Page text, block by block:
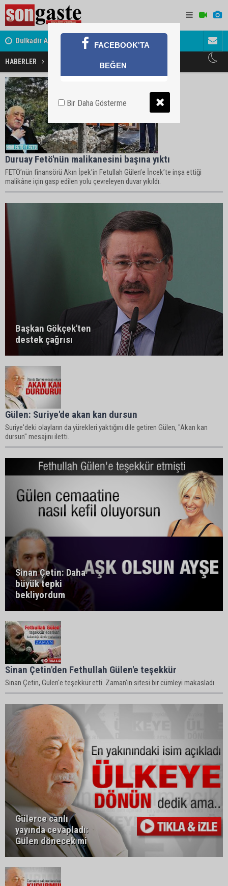
Dulkadir Ailesinin Mutlu Günü
Gölbaşı Esnafının Sesi Ankara Kalkınma Ajansı'nda
Avukat
akını
HABERLER
Duruay Fetö'nün malikanesini başına yıktı
FETÖ’nün finansörü Akın İpek’in Fetullah Gülen’e İncek’te inşa ettiği
malikâne için gasp edilen yolu çevreleyen duvar yıkıldı.
Başkan Gökçek'ten
destek çağrısı
Gülen: Suriye'de akan kan dursun
Suriye'deki olayların da yürekleri yaktığını dile getiren Gülen, "Akan kan
dursun" mesajını iletti.
Sinan Çetin: Daha
büyük tepki
bekliyordum
Sinan Çetin'den Fethullah Gülen'e teşekkür
Sinan Çetin, Gülen'e teşekkür etti. Zaman'ın sitesi bir cümleyi makasladı.
Gülerce canlı
yayında cevapladı:
Gülen dönecek mi
FACEBOOK'TA
BEĞEN
Bir Daha Gösterme